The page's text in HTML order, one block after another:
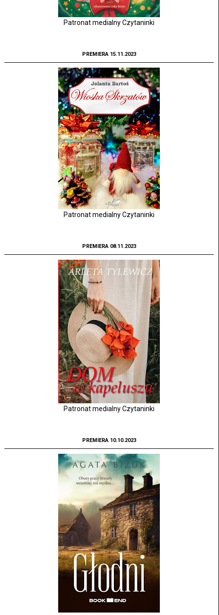
Patronat medialny Czytaninki
PREMIERA 15.11.2023
Patronat medialny Czytaninki
PREMIERA 08.11.2023
Patronat medialny Czytaninki
PREMIERA 10.10.2023